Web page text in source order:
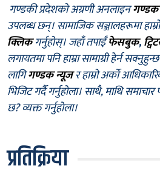
गण्डकी प्रदेशको अग्रणी अनलाइन
उपलब्ध छन्। सामाजिक सञ्जालहरूमा
क्लिकगर्नुहोस्। जहाँ तपाईँफेसबुक,
लगायतमा पनि हाम्रा सामाग्री हेर्न
लागिगण्डक न्यूजर हाम्रो अर्को
भिजिट गर्दै गर्नुहोला। साथै, माथि
छ? व्यक्त गर्नुहोला।
प्रतिक्रिया